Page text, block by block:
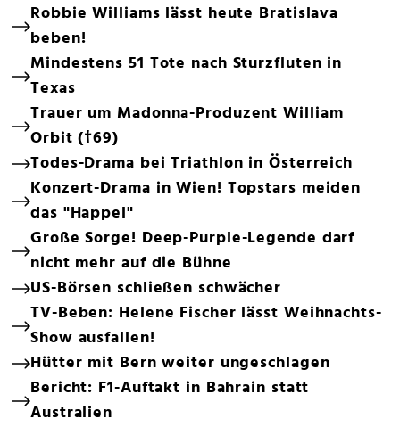
Robbie Williams lässt heute Bratislava
beben!
Mindestens 51 Tote nach Sturzfluten in
Texas
Trauer um Madonna-Produzent William
Orbit (†69)
Todes-Drama bei Triathlon in Österreich
Konzert-Drama in Wien! Topstars meiden
das "Happel"
Große Sorge! Deep-Purple-Legende darf
nicht mehr auf die Bühne
US-Börsen schließen schwächer
TV-Beben: Helene Fischer lässt Weihnachts-
Show ausfallen!
Hütter mit Bern weiter ungeschlagen
Bericht: F1-Auftakt in Bahrain statt
Australien